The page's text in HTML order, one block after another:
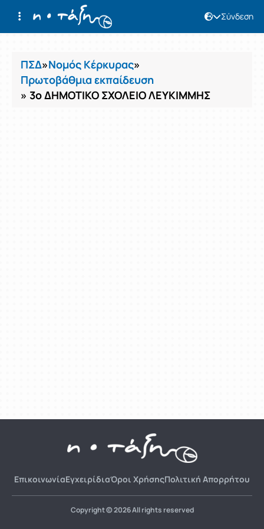
Σύνδεση
Μαθήματα
ΠΣΔ»Νομός Κέρκυρας»
Πρωτοβάθμια εκπαίδευση
» 3ο ΔΗΜΟΤΙΚΟ ΣΧΟΛΕΙΟ ΛΕΥΚΙΜΜΗΣ
ΕπικοινωνίαΕγχειρίδιαΌροι ΧρήσηςΠολιτική Απορρήτου
Copyright © 2026 All rights reserved